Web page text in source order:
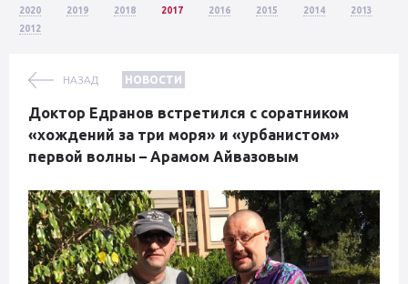
2020
2019 2018 2017 2016 2015 2014
2013
2012
НАЗАД НОВОСТИ
Доктор Едранов встретился с соратником
«хождений за три моря» и «урбанистом»
первой волны – Арамом Айвазовым